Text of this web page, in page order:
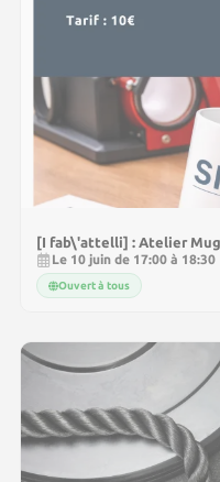
[I fab\'attelli] : Atelier
Le 10 juin de 17:00 à 18:30
Ouvert à tous